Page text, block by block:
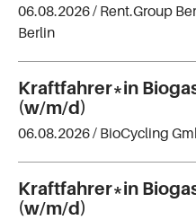
06.08.2026 / Rent.Group
Berlin
Kraftfahrer*in
(w/m/d)
06.08.2026 / BioCycling
Kraftfahrer*in
(w/m/d)